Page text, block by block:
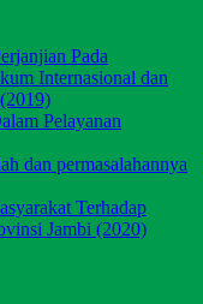
Pada
Internasional dan
Pelayanan
dan permasalahannya
Terhadap
Jambi (2020)